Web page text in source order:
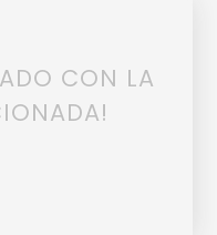
CON LA